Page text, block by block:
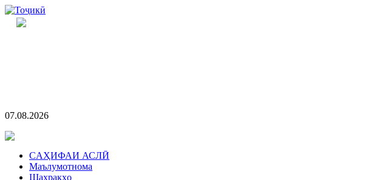
07.08.2026
CАҲИФАИ АСЛӢ
Маълумотнома
Шаҳракҳо